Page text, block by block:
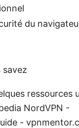
du
savez
ressources
NordVPN -
-